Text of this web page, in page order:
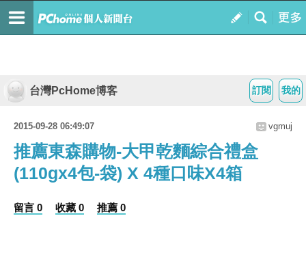
我的
訂閱
台灣PcHome博客
2015-09-28 06:49:07 vgmuj
推薦東森購物-大甲乾麵綜合禮盒
(110gx4包-袋) X 4種口味X4箱
留言 0 收藏 0 推薦 0